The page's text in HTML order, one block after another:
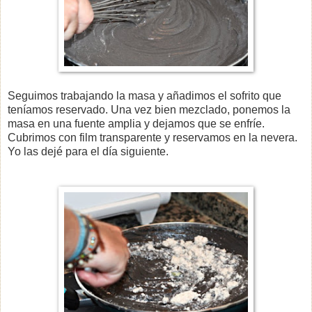
Seguimos trabajando la masa y añadimos el sofrito que
teníamos reservado. Una vez bien mezclado, ponemos la
masa en una fuente amplia y dejamos que se enfríe.
Cubrimos con film transparente y reservamos en la nevera.
Yo las dejé para el día siguiente.